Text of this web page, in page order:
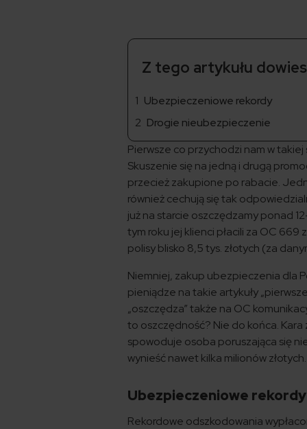
Z tego artykułu
Ubezpieczeniowe rekordy
Drogie nieubezpieczenie
Pierwsze co przychodzi nam w
Skuszenie się na jedną i drugą
przecież zakupione po rabacie.
również cechują się tak
już na starcie oszczędzamy ponad
tym roku jej klienci płacili za OC
polisy blisko 8,5 tys. złotych (za
Niemniej, zakup ubezpieczenia dla
pieniądze na takie artykuły
„oszczędza” także na OC
to oszczędność? Nie do końca.
spowoduje osoba poruszająca się
wynieść nawet kilka milionów złotych.
Ubezpieczeniowe rekordy
Rekordowe odszkodowania